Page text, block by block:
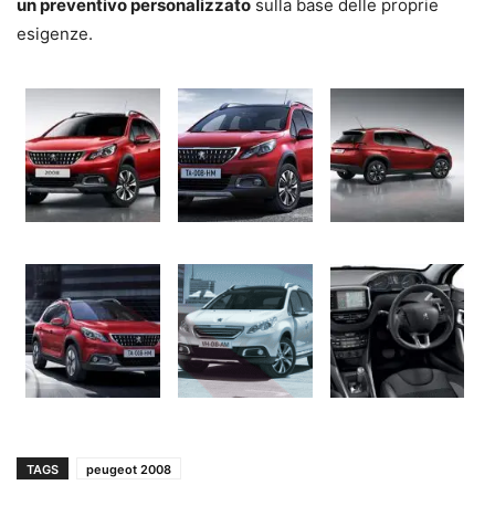
un preventivo personalizzato sulla base delle proprie
esigenze.
TAGS peugeot 2008